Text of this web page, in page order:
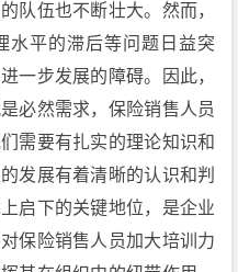
队伍也不断壮大。然而，
水平的滞后等问题日益突
一步发展的障碍。因此，
必然需求，保险销售人员
需要有扎实的理论知识和
发展有着清晰的认识和判
启下的关键地位，是企业
保险销售人员加大培训力